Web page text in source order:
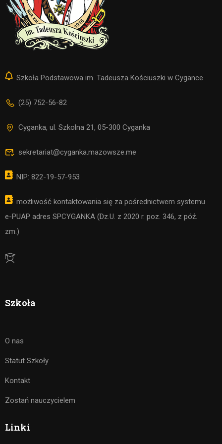
Szkoła Podstawowa im. Tadeusza Kościuszki w Cygance
(25) 752-56-82
Cyganka, ul. Szkolna 21, 05-300 Cyganka
sekretariat@cyganka.mazowsze.me
NIP: 822-19-57-953
możliwość kontaktowania się za pośrednictwem systemu
e-PUAP adres SPCYGANKA (Dz.U. z 2020 r. poz. 346, z póź.
zm.)
Szkoła
O nas
Statut Szkoły
Kontakt
Zostań nauczycielem
Linki